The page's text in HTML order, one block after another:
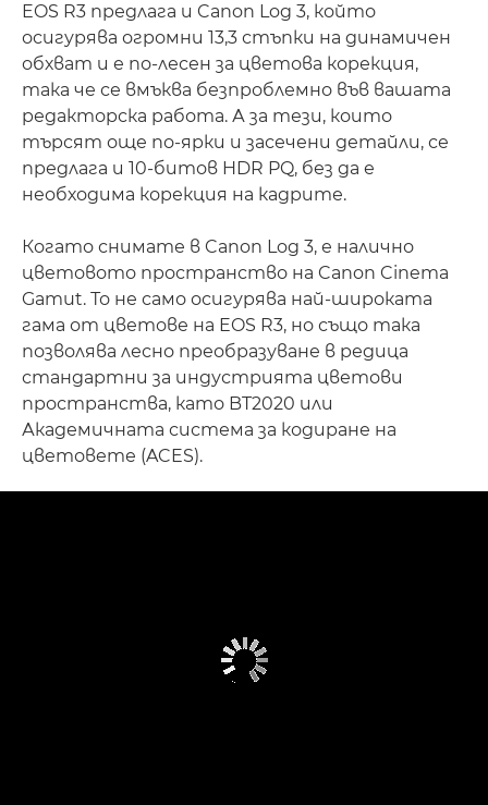
EOS R3 предлага и Canon Log 3, който
осигурява огромни 13,3 стъпки на динамичен
обхват и е по-лесен за цветова корекция,
така че се вмъква безпроблемно във вашата
редакторска работа. А за тези, които
търсят още по-ярки и засечени детайли, се
предлага и 10-битов HDR PQ, без да е
необходима корекция на кадрите.
Когато снимате в Canon Log 3, е налично
цветовото пространство на Canon Cinema
Gamut. То не само осигурява най-широката
гама от цветове на EOS R3, но също така
позволява лесно преобразуване в редица
стандартни за индустрията цветови
пространства, като BT2020 или
Академичната система за кодиране на
цветовете (ACES).